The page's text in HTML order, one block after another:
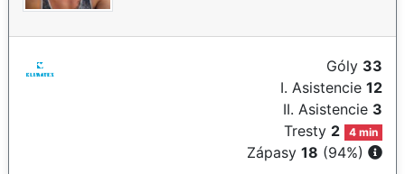
Góly 33
I. Asistencie 12
II. Asistencie 3
Tresty 2 4 min
Zápasy 18 (94%)